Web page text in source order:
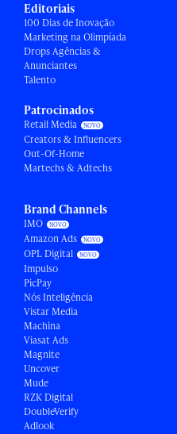
Editoriais
100 Dias de Inovação
Marketing na Olimpíada
Drops Agências &
Anunciantes
Talento
Patrocinados
Retail Media
Creators & Influencers
Out-Of-Home
Martechs & Adtechs
Brand Channels
IMO
Amazon Ads
OPL Digital
Impulso
PicPay
Nós Inteligência
Vistar Media
Machina
Viasat Ads
Magnite
Uncover
Mude
RZK Digital
DoubleVerify
Adlook